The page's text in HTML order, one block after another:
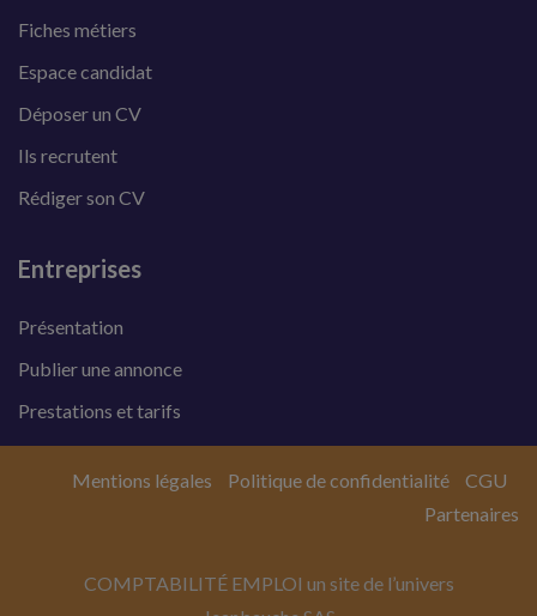
Fiches métiers
Espace candidat
Déposer un CV
Ils recrutent
Rédiger son CV
Entreprises
Présentation
Publier une annonce
Prestations et tarifs
COMPTABILITÉ EMPLOI un site de l’univers
Mentions légales Politique de confidentialité
CGU
Partenaires